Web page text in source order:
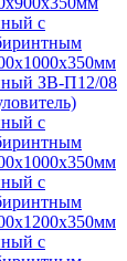
с
ЗВ-П12/08
с
с
с